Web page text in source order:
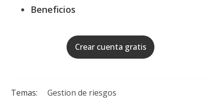
Beneficios
Crear cuenta gratis
Temas: Gestion de riesgos